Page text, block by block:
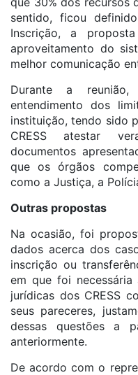
sentido, ficou
Inscrição, a
aproveitamento do
melhor comunicação
Durante a
entendimento dos
instituição, tendo sido
CRESS atestar
documentos
que os órgãos
como a Justiça, a
Outras propostas
Na ocasião, foi
dados acerca dos
inscrição ou
em que foi necessária
jurídicas dos CRESS
seus pareceres,
dessas questões a
anteriormente.
De acordo com o